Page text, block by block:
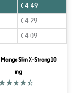
€4.49
€4.29
€4.09
Mango Slim X-Strong 10
mg